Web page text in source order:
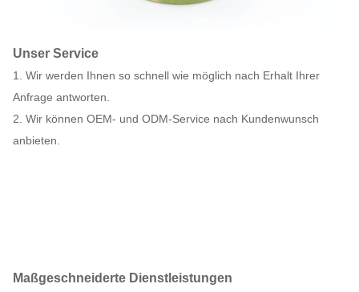
Unser Service
1. Wir werden Ihnen so schnell wie möglich nach Erhalt Ihrer
Anfrage antworten.
2. Wir können OEM- und ODM-Service nach Kundenwunsch
anbieten.
Maßgeschneiderte Dienstleistungen